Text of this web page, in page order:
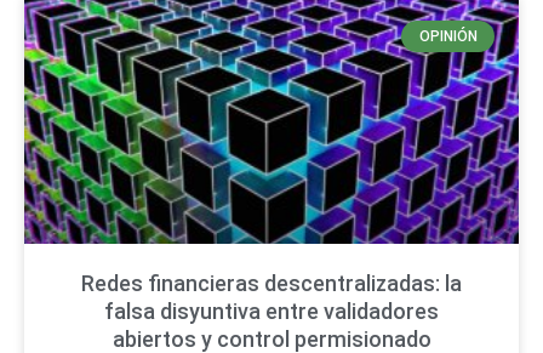
OPINIÓN
Redes financieras descentralizadas: la
falsa disyuntiva entre validadores
abiertos y control permisionado